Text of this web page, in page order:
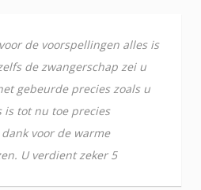
de voorspellingen alles is
de zwangerschap zei u
gebeurde precies zoals u
is tot nu toe precies
voor de warme
U verdient zeker 5